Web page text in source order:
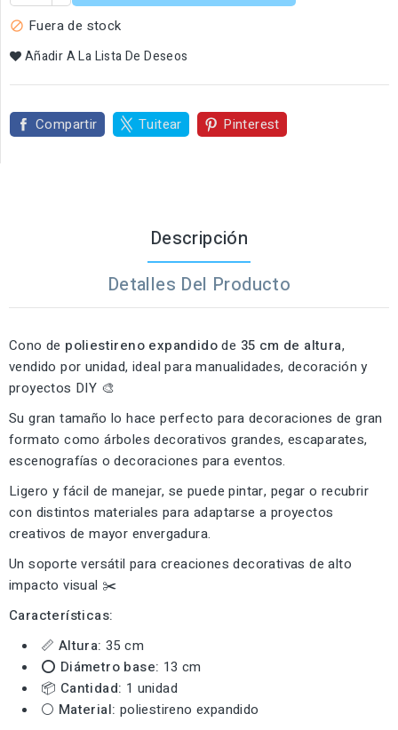
 Fuera de stock
Añadir A La Lista De Deseos
Compartir Tuitear Pinterest
Descripción
Detalles Del Producto
Cono de poliestireno expandidode 35 cm de altura,
vendido por unidad, ideal para manualidades, decoración y
proyectos DIY 🎨
Su gran tamaño lo hace perfecto para decoraciones de gran
formato como árboles decorativos grandes, escaparates,
escenografías o decoraciones para eventos.
Ligero y fácil de manejar, se puede pintar, pegar o recubrir
con distintos materiales para adaptarse a proyectos
creativos de mayor envergadura.
Un soporte versátil para creaciones decorativas de alto
impacto visual ✂️
Características:
📏 Altura: 35 cm
⭕ Diámetro base: 13 cm
📦 Cantidad: 1 unidad
⚪ Material: poliestireno expandido